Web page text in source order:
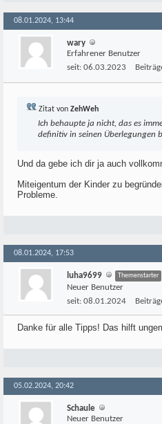
08.01.2024, 13:44
wary
Erfahrener Benutzer
seit: 06.03.2023
Zitat von ZehWeh
Ich behaupte ja nicht, das es
definitiv in seinen Überlegungen
Und da gebe ich dir ja auch
Miteigentum der Kinder zu
Probleme.
08.01.2024, 17:53
luha9699 Themenstarter
Neuer Benutzer
seit: 08.01.2024
Danke für alle Tipps! Das hilft
05.02.2024, 20:42
Schaule
Neuer Benutzer